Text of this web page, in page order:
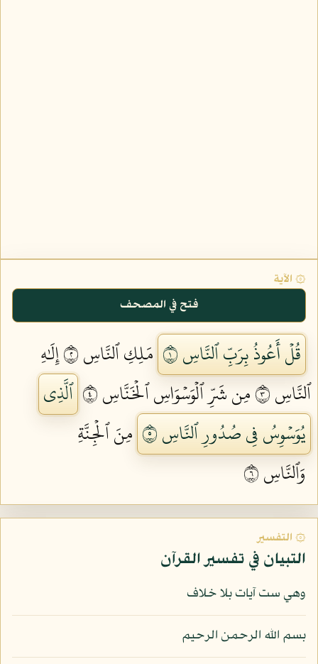
۞ الآية
فتح في المصحف
قُلۡ أَعُوذُ بِرَبِّ ٱلنَّاسِ ١ مَلِكِ ٱلنَّاسِ ٢
إِلَٰهِ
ٱلنَّاسِ ٣
مِن شَرِّ ٱلۡوَسۡوَاسِ ٱلۡخَنَّاسِ ٤
ٱلَّذِي
يُوَسۡوِسُ فِي صُدُورِ ٱلنَّاسِ ٥
مِنَ ٱلۡجِنَّةِ
وَٱلنَّاسِ ٦
۞ التفسير
التبيان في تفسير القرآن
وهي ست آيات بلا خلاف
بسم الله الرحمن الرحيم